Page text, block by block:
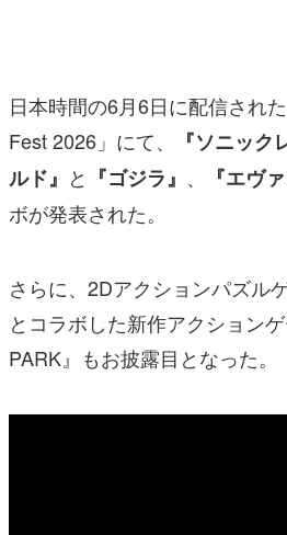
日本時間の6月6日に配信され
Fest 2026」にて、
『ソニッ
ルド』 と 『ゴジラ』 、 『エヴ
ボが発表された。
さらに、2Dアクションパズル
とコラボした新作アクション
PARK』もお披露目となった。